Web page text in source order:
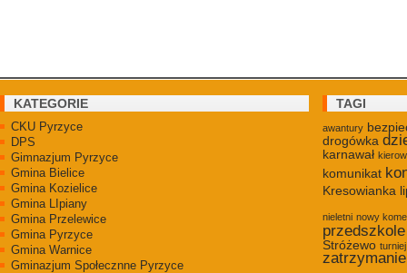
KATEGORIE
CKU Pyrzyce
DPS
Gimnazjum Pyrzyce
Gmina Bielice
Gmina Kozielice
Gmina LIpiany
Gmina Przelewice
Gmina Pyrzyce
Gmina Warnice
Gminazjum Społecznne Pyrzyce
TAGI
awantury
drogówka
karnawał
komunikat
Kresowianka
nieletni nowy
przedszkole
Stróżewo turniej
zatrzymanie